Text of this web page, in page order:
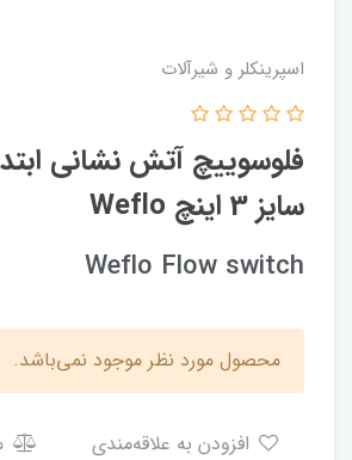
اسپرینکلر و شیرآلات
فلوسوییچ آتش نشانی
سایز 3 اینچ Weflo
Weflo Flow switch
محصول مورد نظر موجود نمی‌باشد.